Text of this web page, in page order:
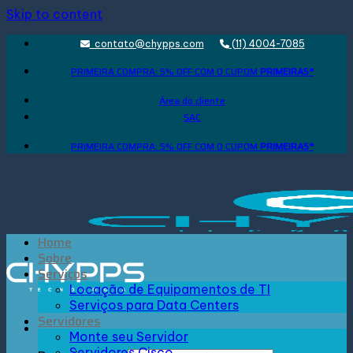
Skip to content
contato@chypps.com (11) 4004-7085
PRIMEIRA COMPRA: 5% OFF COM O CUPOM PRIMEIRA5*
Área do cliente
SAC
PRIMEIRA COMPRA: 5% OFF COM O CUPOM PRIMEIRA5*
Home
Sobre
Serviços
Locação de Equipamentos de TI
Serviços para Data Centers
Servidores
Monte seu Servidor